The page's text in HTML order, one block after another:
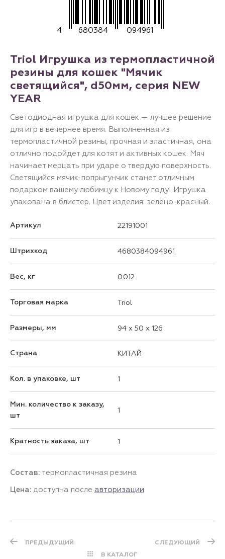
4 680384 094961
Triol Игрушка из термопластичной
резины для кошек "Мячик
светящийся", d50мм, серия NEW
YEAR
Светодиодная игрушка для кошек — лучшее решение
для игр в вечернее время. Выполненная из
термопластичной резины, прочная и эластичная, она
отлично подойдет для котят и активных кошек. Мяч
начинает мерцать при ударе о твердую поверхность.
Светящийся мячик-попрыгунчик станет отличным
подарком вашему любимцу к Новому году! Игрушка
упакована в блистер. Цвет изделия: зелёно-красный.
Артикул 22191001
Штрихкод 4680384094961
Вес, кг 0.012
Торговая марка Triol
Размеры, мм 94 x 50 x 126
Страна КИТАЙ
Кол. в упаковке, шт 1
Мин. количество к заказу,
шт
1
Кратность заказа, шт 1
Состав: термопластичная резина
Цена: доступна после авторизации
ПРЕДЫДУЩИЙ
В КАТАЛОГ
СЛЕДУЮЩИЙ